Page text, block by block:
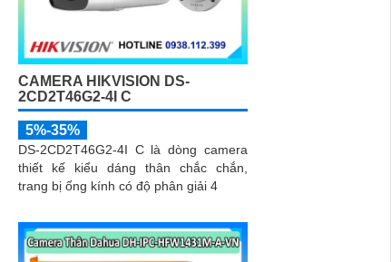
CAMERA HIKVISION DS-
2CD2T46G2-4I C
5%-35%
DS-2CD2T46G2-4I C là dòng camera
thiết kế kiểu dáng thân chắc chắn,
trang bị ống kính có độ phân giải 4